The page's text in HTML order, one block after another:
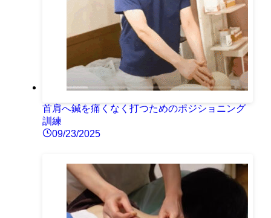
首肩へ鍼を痛くなく打つためのポジショニング
訓練
09/23/2025